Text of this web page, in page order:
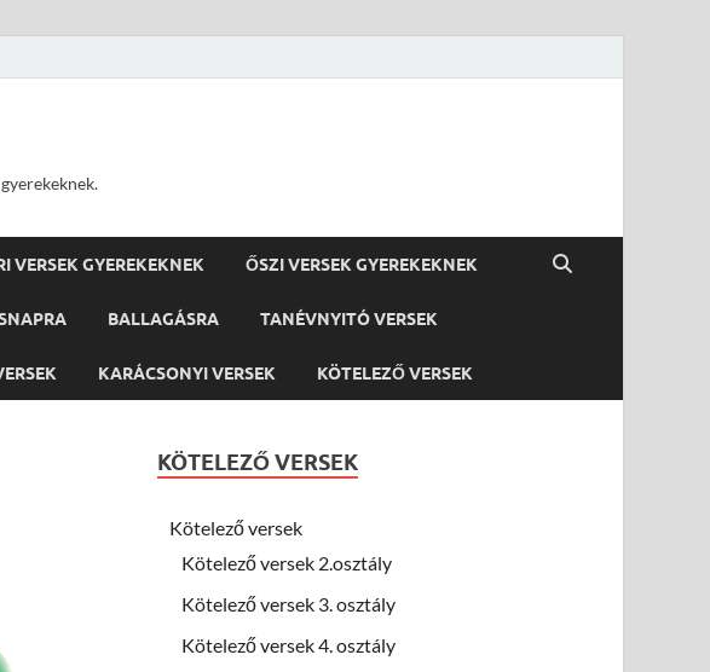
VERSEK GYEREKEKNEK ŐSZI VERSEK GYEREKEKNEK
BALLAGÁSRA TANÉVNYITÓ VERSEK
KARÁCSONYI VERSEK KÖTELEZŐ VERSEK
KÖTELEZŐ VERSEK
Kötelező versek
Kötelező versek 2.osztály
Kötelező versek 3. osztály
Kötelező versek 4. osztály